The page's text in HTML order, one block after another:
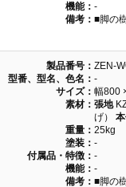
機能： -
備考： ■脚の
製品番号： ZEN-
型番、型名、色名： -
サイズ： 幅800
素材： 張地
げ）
重量： 25kg
塗装： -
付属品・特徴： -
機能： -
備考： ■脚の